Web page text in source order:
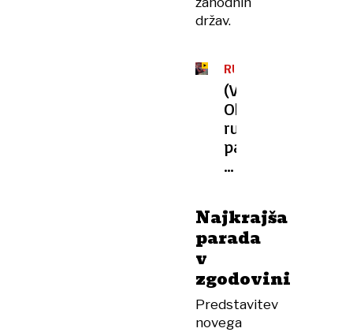
držav.
RUSIJA
(VIDEO)
Okrnjena
ruska
parada
ob
nad
nacizmom
Najkrajša
parada
v
zgodovini
Predstavitev
novega